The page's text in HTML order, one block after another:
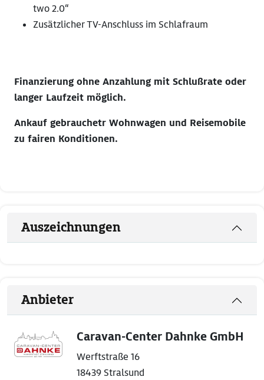
two 2.0“
Zusätzlicher TV-Anschluss im Schlafraum
Finanzierung ohne Anzahlung mit Schlußrate oder
langer Laufzeit möglich.
Ankauf gebrauchetr Wohnwagen und Reisemobile
zu fairen Konditionen.
Auszeichnungen
Anbieter
Caravan-Center Dahnke GmbH
Werftstraße 16
18439 Stralsund